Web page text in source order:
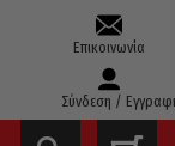
Επικοινωνία
Σύνδεση /